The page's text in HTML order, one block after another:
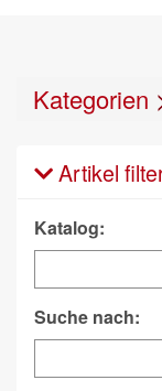
Kategorien
Artikel
Katalog:
Suche nach: